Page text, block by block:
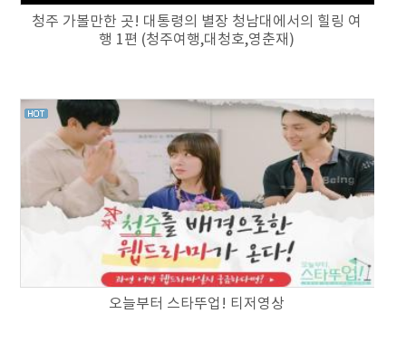
청주 가볼만한 곳! 대통령의 별장 청남대에서의 힐링 여
행 1편 (청주여행,대청호,영춘재)
오늘부터 스타뚜업! 티저영상